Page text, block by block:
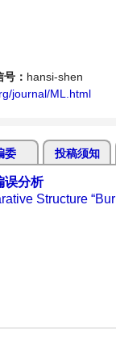
： hansi-shen
journal/ML.html
委 投稿须知
误分析
Structure